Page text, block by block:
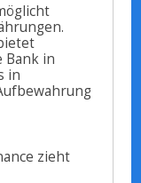
Bank in
in
zieht